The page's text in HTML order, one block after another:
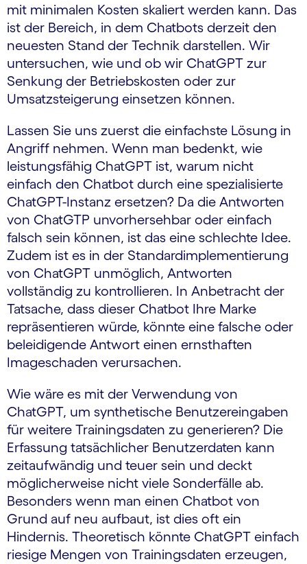
mit minimalen Kosten skaliert werden kann. Das
ist der Bereich, in dem Chatbots derzeit den
neuesten Stand der Technik darstellen. Wir
untersuchen, wie und ob wir ChatGPT zur
Senkung der Betriebskosten oder zur
Umsatzsteigerung einsetzen können.
Lassen Sie uns zuerst die einfachste Lösung in
Angriff nehmen. Wenn man bedenkt, wie
leistungsfähig ChatGPT ist, warum nicht
einfach den Chatbot durch eine spezialisierte
ChatGPT-Instanz ersetzen? Da die Antworten
von ChatGTP unvorhersehbar oder einfach
falsch sein können, ist das eine schlechte Idee.
Zudem ist es in der Standardimplementierung
von ChatGPT unmöglich, Antworten
vollständig zu kontrollieren. In Anbetracht der
Tatsache, dass dieser Chatbot Ihre Marke
repräsentieren würde, könnte eine falsche oder
beleidigende Antwort einen ernsthaften
Imageschaden verursachen.
Wie wäre es mit der Verwendung von
ChatGPT, um synthetische Benutzereingaben
für weitere Trainingsdaten zu generieren? Die
Erfassung tatsächlicher Benutzerdaten kann
zeitaufwändig und teuer sein und deckt
möglicherweise nicht viele Sonderfälle ab.
Besonders wenn man einen Chatbot von
Grund auf neu aufbaut, ist dies oft ein
Hindernis. Theoretisch könnte ChatGPT einfach
riesige Mengen von Trainingsdaten erzeugen,